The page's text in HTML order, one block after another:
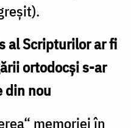
al Scripturilor ar fi
ortodocși s-ar
din nou
memoriei în